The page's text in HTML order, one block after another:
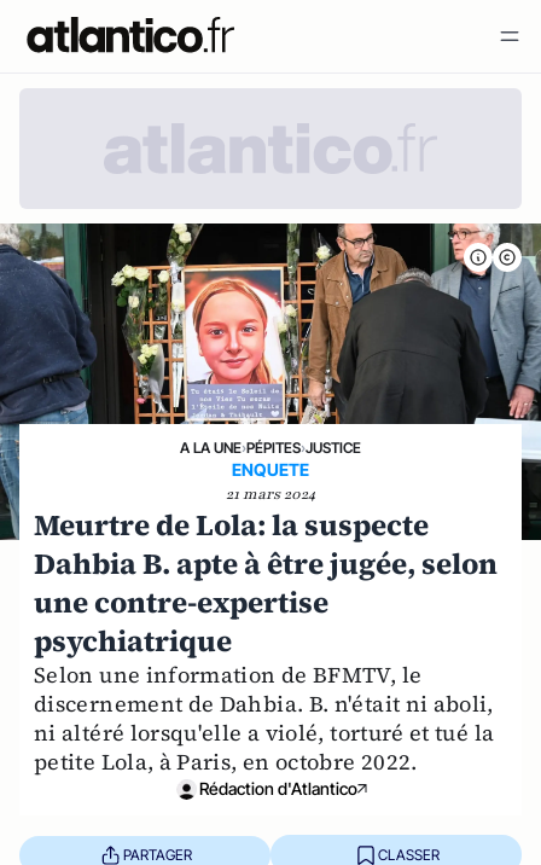
A LA UNE›PÉPITES›JUSTICE
ENQUETE
21 mars 2024
Meurtre de Lola: la suspecte
Dahbia B. apte à être jugée, selon
une contre-expertise
psychiatrique
Selon une information de BFMTV, le
discernement de Dahbia. B. n'était ni aboli,
ni altéré lorsqu'elle a violé, torturé et tué la
petite Lola, à Paris, en octobre 2022.
Rédaction d'Atlantico
PARTAGER CLASSER